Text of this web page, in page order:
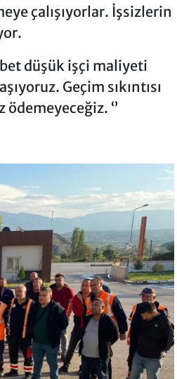
çalışıyorlar. İşsizlerin
düşük işçi maliyeti
Geçim sıkıntısı
‘’